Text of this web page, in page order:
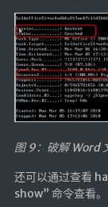
图 9：破解 Word
还可以通过查看
show” 命令查看。